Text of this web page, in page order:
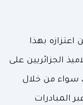
اعتزازه بهذا
الجزائريين على
سواء من خلال
المبادرات